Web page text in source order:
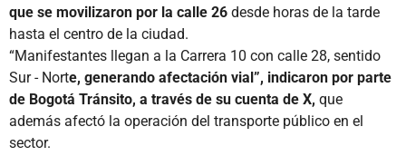
que se movilizaron por la calle 26 desde horas de la tarde
hasta el centro de la ciudad.
“Manifestantes llegan a la Carrera 10 con calle 28, sentido
Sur - Norte, generando afectación vial”, indicaron por parte
de Bogotá Tránsito, a través de su cuenta de X, que
además afectó la operación del transporte público en el
sector.